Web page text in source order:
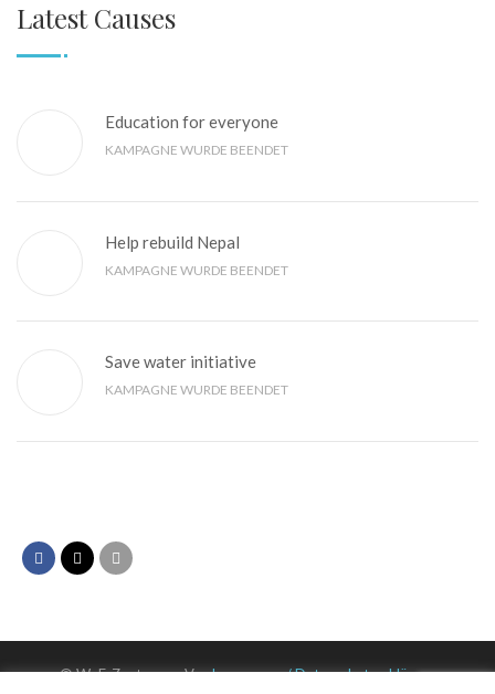
Latest Causes
Education for everyone
KAMPAGNE WURDE BEENDET
Help rebuild Nepal
KAMPAGNE WURDE BEENDET
Save water initiative
KAMPAGNE WURDE BEENDET
© WuF-Zentrum e. V. –Impressum / Datenschutzerklärung